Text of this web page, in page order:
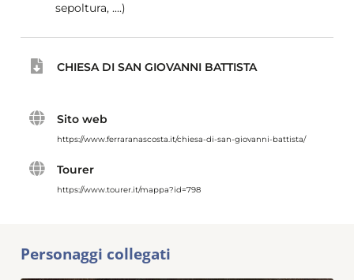
sepoltura, ....)
CHIESA DI SAN GIOVANNI BATTISTA
Sito web
https://www.ferraranascosta.it/chiesa-di-san-giovanni-battista/
Tourer
https://www.tourer.it/mappa?id=798
Personaggi collegati